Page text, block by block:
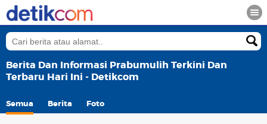
Berita Dan Informasi Prabumulih Terkini Dan
Terbaru Hari Ini - Detikcom
Semua Berita Foto